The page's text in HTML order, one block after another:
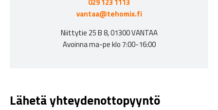
vantaa@tehomix.fi
Niittytie 25 B 8, 01300 VANTAA
Avoinna ma-pe klo 7:00-16:00
Lähetä yhteydenottopyyntö